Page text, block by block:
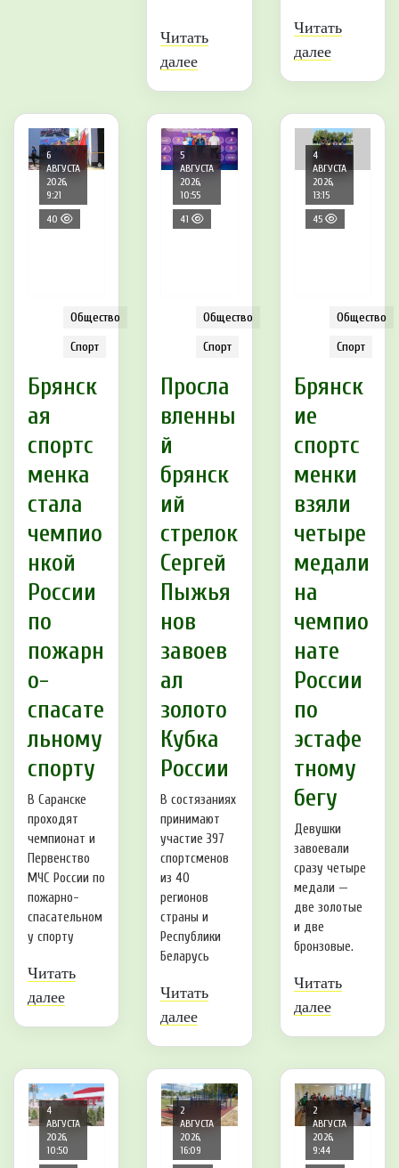
Читать
далее
Читать
далее
6
АВГУСТА
2026,
9:21
40
Общество
Спорт
Брянск
ая
спортс
менка
стала
чемпио
нкой
России
по
пожарн
о-
спасате
льному
спорту
В Саранске
проходят
чемпионат и
Первенство
МЧС России по
пожарно-
спасательном
у спорту
Читать
далее
5
АВГУСТА
2026,
10:55
41
Общество
Спорт
Просла
вленны
й
брянск
ий
стрелок
Сергей
Пыжья
нов
завоев
ал
золото
Кубка
России
В состязаниях
принимают
участие 397
спортсменов
из 40
регионов
страны и
Республики
Беларусь
Читать
далее
4
АВГУСТА
2026,
13:15
45
Общество
Спорт
Брянск
ие
спортс
менки
взяли
четыре
медали
на
чемпио
нате
России
по
эстафе
тному
бегу
Девушки
завоевали
сразу четыре
медали —
две золотые
и две
бронзовые.
Читать
далее
4
АВГУСТА
2026,
10:50
2
АВГУСТА
2026,
16:09
2
АВГУСТА
2026,
9:44